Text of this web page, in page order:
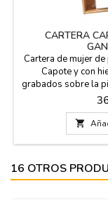
CARTERA
Cartera de mujer
Capote y con
grabados sobre la
billetes, tarjetas de
en la parte
tamaños.
Pequeña: 11 cm x
10 cm / Grande:

16 OTROS